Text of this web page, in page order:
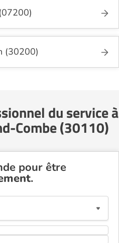
(30200)
du service à
Combe (30110)
pour être
.